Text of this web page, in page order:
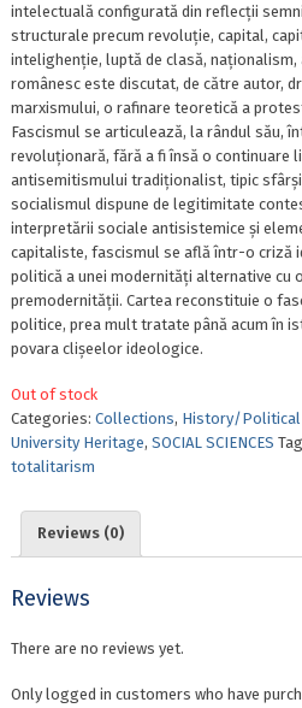
intelectuală configurată din reflecții
structurale precum revoluție, capital,
intelighenție, luptă de clasă,
românesc este discutat, de către autor,
marxismului, o rafinare teoretică a
Fascismul se articulează, la rândul său,
revoluționară, fără a fi însă o continuare
antisemitismului tradiționalist, tipic
socialismul dispune de legitimitate
interpretării sociale antisistemice și
capitaliste, fascismul se află într-o criză
politică a unei modernități alternative cu
premodernității. Cartea reconstituie o
politice, prea mult tratate până acum în
povara clișeelor ideologice.
Out of stock
Categories: Collections, History/Political
University Heritage, SOCIAL SCIENCES
totalitarism
Reviews (0)
Reviews
There are no reviews yet.
Only logged in customers who have